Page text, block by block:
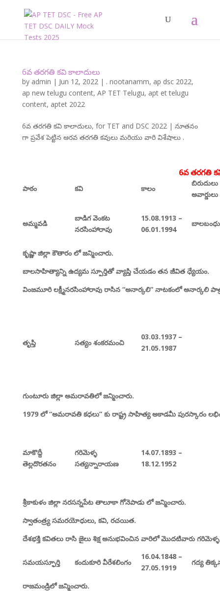
6వ తరగతి కవి కాలాదులు
by admin | Jun 12, 2022| . nootanamm, ap dsc 2022,
ap new telugu content, AP TET Telugu, apt et telugu
content, aptet 2022
6వ తరగతి కవి కాలాదులు, for TET and DSC 2022 | నూతనం
గా ప్రవేశ పెట్టిన ఆరవ తరగతి కవులు మరియు వారి విశేషాలు .
6వ తరగతి
పాఠం కవి కాలం
అవార్డులు
అమ్మవడి
బాడిగ వెంకట
నరసింహారావు
15.08.1913 –
06.01.1994
బాలబంధు
కృష్ణా జిల్లా కౌతారం లో జన్మించారు.
బాలసాహిత్యాన్ని ఉద్యమ స్పూర్తితో వ్యాప్తి చేయడం తన జీవిత ధ్యేయం.
వింజమూరి లక్ష్మీనరసింహారావు రాసిన “అనార్కలి”నాటకంలో అనార్కలి
తృప్తి సత్యం శంకరమంచి
03.03.1937 –
21.05.1987
గుంటూరు జిల్లా అమరావతిలో జన్మించారు.
1979 లో “అమరావతి కధలు”కు రాష్ట్ర సాహిత్య అకాడమీ పురస్కారం
మాకొద్దీ
తెల్లదొరతనం
గరిమెళ్ళ
సత్యన్నారాయణ
14.07.1893 –
18.12.1952
శ్రీకాకుళం జిల్లా నరసన్నపేట తాలూకా గోనెపాడు లో జన్మించారు.
స్వాతంత్ర్య సమరయోధులు, కవి, రచయిత.
దేశభక్తి కవితలు రాసి జైలు శిక్ష అనుభవించిన వారిలో మొదటివారు
సమయస్ఫూర్తి కందుకూరి వీరేశలింగం
16.04.1848 –
27.05.1919
గద్య
రాజమండ్రిలో జన్మించారు.